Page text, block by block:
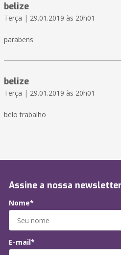
belize
Terça | 29.01.2019 às 20h01
parabens
belize
Terça | 29.01.2019 às 20h01
belo trabalho
Assine a nossa newsletter
Nome*
E-mail*